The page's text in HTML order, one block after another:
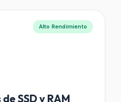
Alto Rendimiento
SSD y RAM